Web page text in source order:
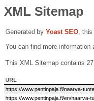
XML Sitemap
Generated by Yoast SEO, this
You can find more information
This XML Sitemap contains
URL
https://www.pentinpaja.fi/naarva-
https://www.pentinpaja.fi/en/naarva-